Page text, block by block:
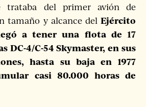
trataba del primer avión de
tamaño y alcance del Ejército
a tener una flota de 17
DC-4/C-54 Skymaster, en sus
hasta su baja en 1977
casi 80.000 horas de